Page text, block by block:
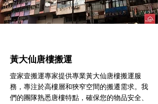
黃大仙​唐樓搬運
壹家壹搬運專家提供專業黃大仙唐樓搬運服
務，專注於高樓層和狹窄空間的搬遷需求。我
們的團隊熟悉唐樓特點，確保您的物品安全、